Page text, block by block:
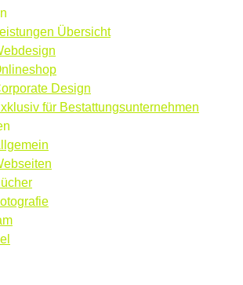
Übersicht
Design
für Bestattungsunternehmen